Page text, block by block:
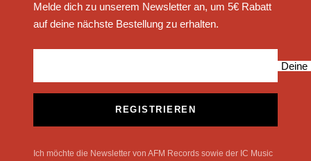
Melde dich zu unserem Newsletter an, um 5€ Rabatt
auf deine nächste Bestellung zu erhalten.
Deine
REGISTRIEREN
Ich möchte die Newsletter von AFM Records sowie der IC Music